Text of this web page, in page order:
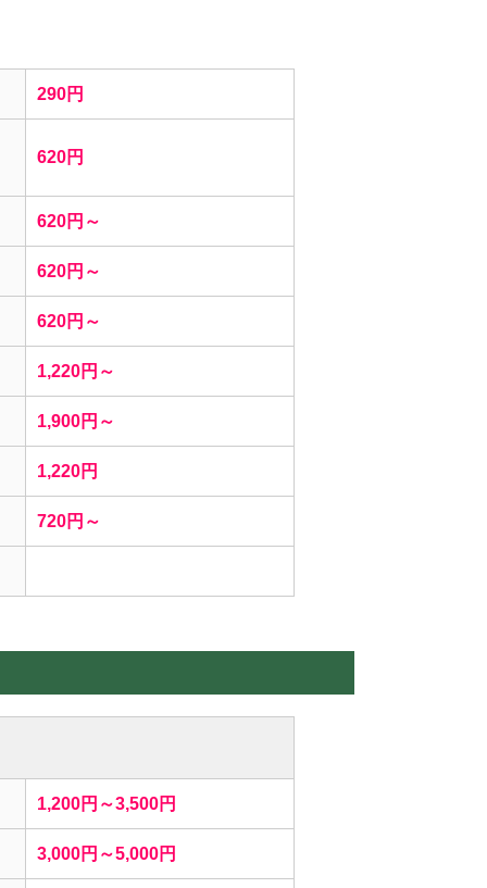
290円
620円
620円～
620円～
620円～
1,220円～
1,900円～
1,220円
720円～
1,200円～3,500円
3,000円～5,000円